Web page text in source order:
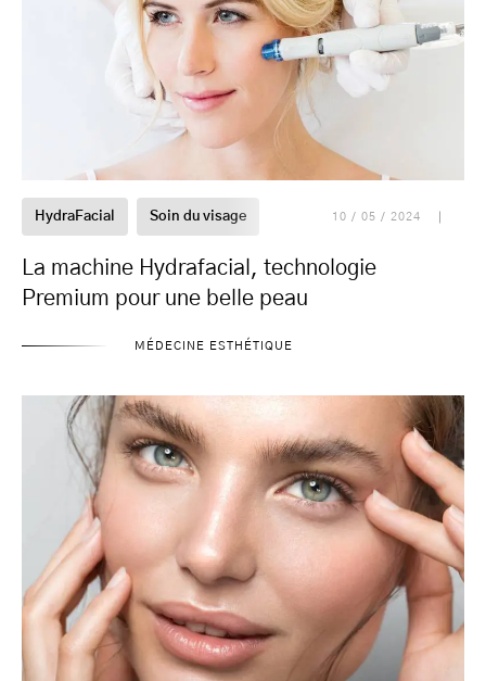
HydraFacial Soin du visage 10 / 05 / 2024
La machine Hydrafacial, technologie
Premium pour une belle peau
MÉDECINE ESTHÉTIQUE